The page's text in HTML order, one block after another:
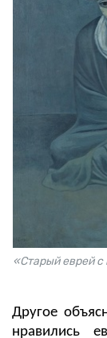
«Старый еврей с
Другое
нравились